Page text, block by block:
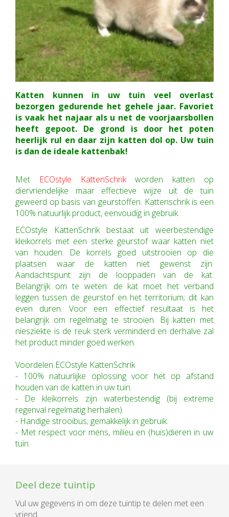
Katten kunnen in uw tuin veel overlast
bezorgen gedurende het gehele jaar. Favoriet
is vaak het najaar als u net de voorjaarsbollen
heeft gepoot. De grond is door het poten
heerlijk rul en daar zijn katten dol op. Uw tuin
is dan de ideale kattenbak!
Met ECOstyle KattenSchrikworden katten op
diervriendelijke maar effectieve wijze uit de tuin
geweerd op basis van geurstoffen. Kattenschrik is een
100% natuurlijk product, eenvoudig in gebruik.
ECOstyle KattenSchrik bestaat uit weerbestendige
kleikorrels met een sterke geurstof waar katten niet
van houden. De korrels goed uitstrooien op die
plaatsen waar de katten niet gewenst zijn.
Aandachtspunt zijn de looppaden van de kat.
Belangrijk om te weten: de kat moet het verband
leggen tussen de geurstof en het territorium; dit kan
even duren. Voor een effectief resultaat is het
belangrijk om regelmatig te strooien. Bij katten met
niesziekte is de reuk sterk verminderd en derhalve zal
het product minder goed werken.
Voordelen ECOstyle KattenSchrik
- 100% natuurlijke oplossing voor het op afstand
houden van de katten in uw tuin.
- De kleikorrels zijn waterbestendig (bij extreme
regenval regelmatig herhalen).
- Handige strooibus; gemakkelijk in gebruik.
- Met respect voor mens, milieu en (huis)dieren in uw
tuin.
Deel deze tuintip
Vul uw gegevens in om deze tuintip te delen met een
vriend.